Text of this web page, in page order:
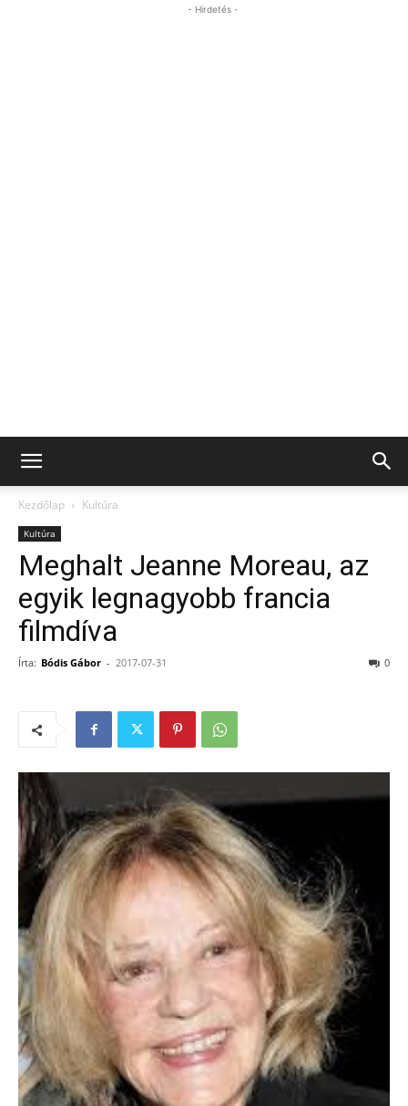
- Hirdetés -
Kezdőlap Kultúra
Kultúra
Meghalt Jeanne Moreau, az
egyik legnagyobb francia
filmdíva
Írta: Bódis Gábor - 2017-07-31 0